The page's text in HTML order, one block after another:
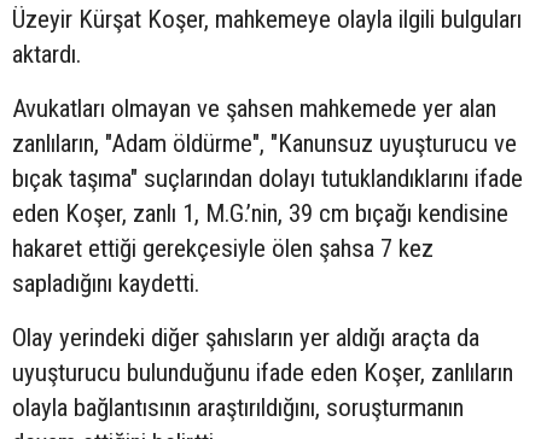
Üzeyir Kürşat Koşer, mahkemeye olayla ilgili bulguları
aktardı.
Avukatları olmayan ve şahsen mahkemede yer alan
zanlıların, "Adam öldürme", "Kanunsuz uyuşturucu ve
bıçak taşıma" suçlarından dolayı tutuklandıklarını ifade
eden Koşer, zanlı 1, M.G.’nin, 39 cm bıçağı kendisine
hakaret ettiği gerekçesiyle ölen şahsa 7 kez
sapladığını kaydetti.
Olay yerindeki diğer şahısların yer aldığı araçta da
uyuşturucu bulunduğunu ifade eden Koşer, zanlıların
olayla bağlantısının araştırıldığını, soruşturmanın